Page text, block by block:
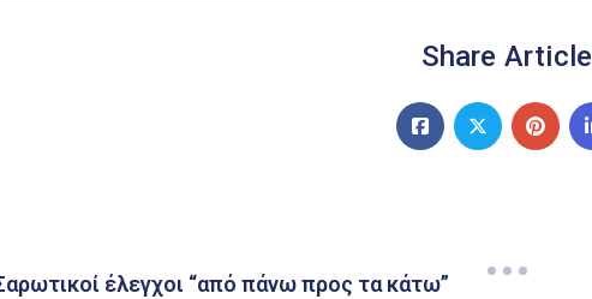
Share Article
έλεγχοι “από πάνω προς τα κάτω”